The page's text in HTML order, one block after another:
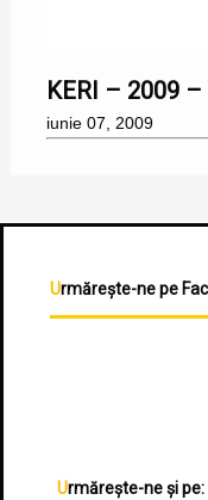
KERI – 2009 –
iunie 07, 2009
Urmărește-ne pe
Urmărește-ne și pe: